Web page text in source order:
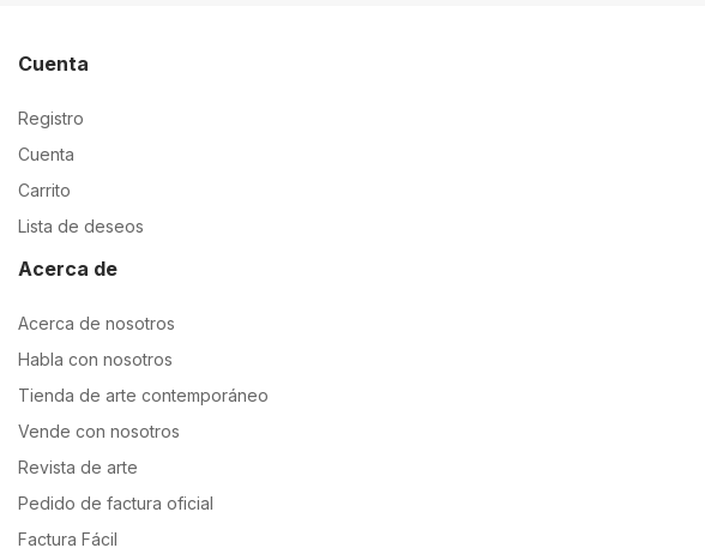
Cuenta
Registro
Cuenta
Carrito
Lista de deseos
Acerca de
Acerca de nosotros
Habla con nosotros
Tienda de arte contemporáneo
Vende con nosotros
Revista de arte
Pedido de factura oficial
Factura Fácil